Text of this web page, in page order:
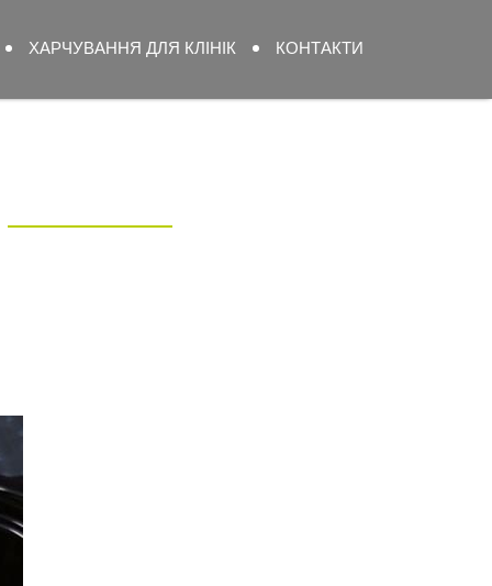
ХАРЧУВАННЯ ДЛЯ КЛІНІК КОНТАКТИ